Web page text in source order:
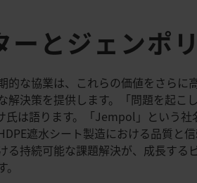
ーとジェンポ
的な協業は、これらの価値をさら
解決策を提供します。「問題を起
氏は語ります。「Jempol」という
遮水シート製造における品質
る持続可能な課題解決が、成長す